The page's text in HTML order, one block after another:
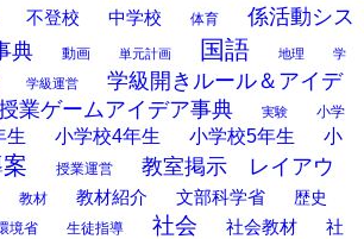
不登校 中学校 体育
係活動シス
典
動画 単元計画 国語 地理 学
学級運営
学級開きルール＆アイデ
業ゲームアイデア事典 実験
小学
生 小学校4年生 小学校5年生
小
授業運営
教室掲示 レイアウ
教材 教材紹介 文部科学省 歴史
境省 生徒指導 社会 社会教材
社